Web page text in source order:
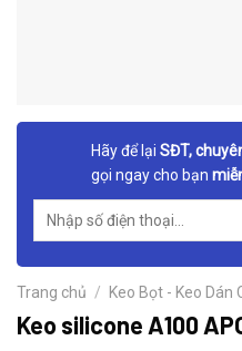
Hãy để lại SĐT,
gọi ngay cho bạn
Trang chủ / Keo Bọt - Keo Dán
Keo silicone A100